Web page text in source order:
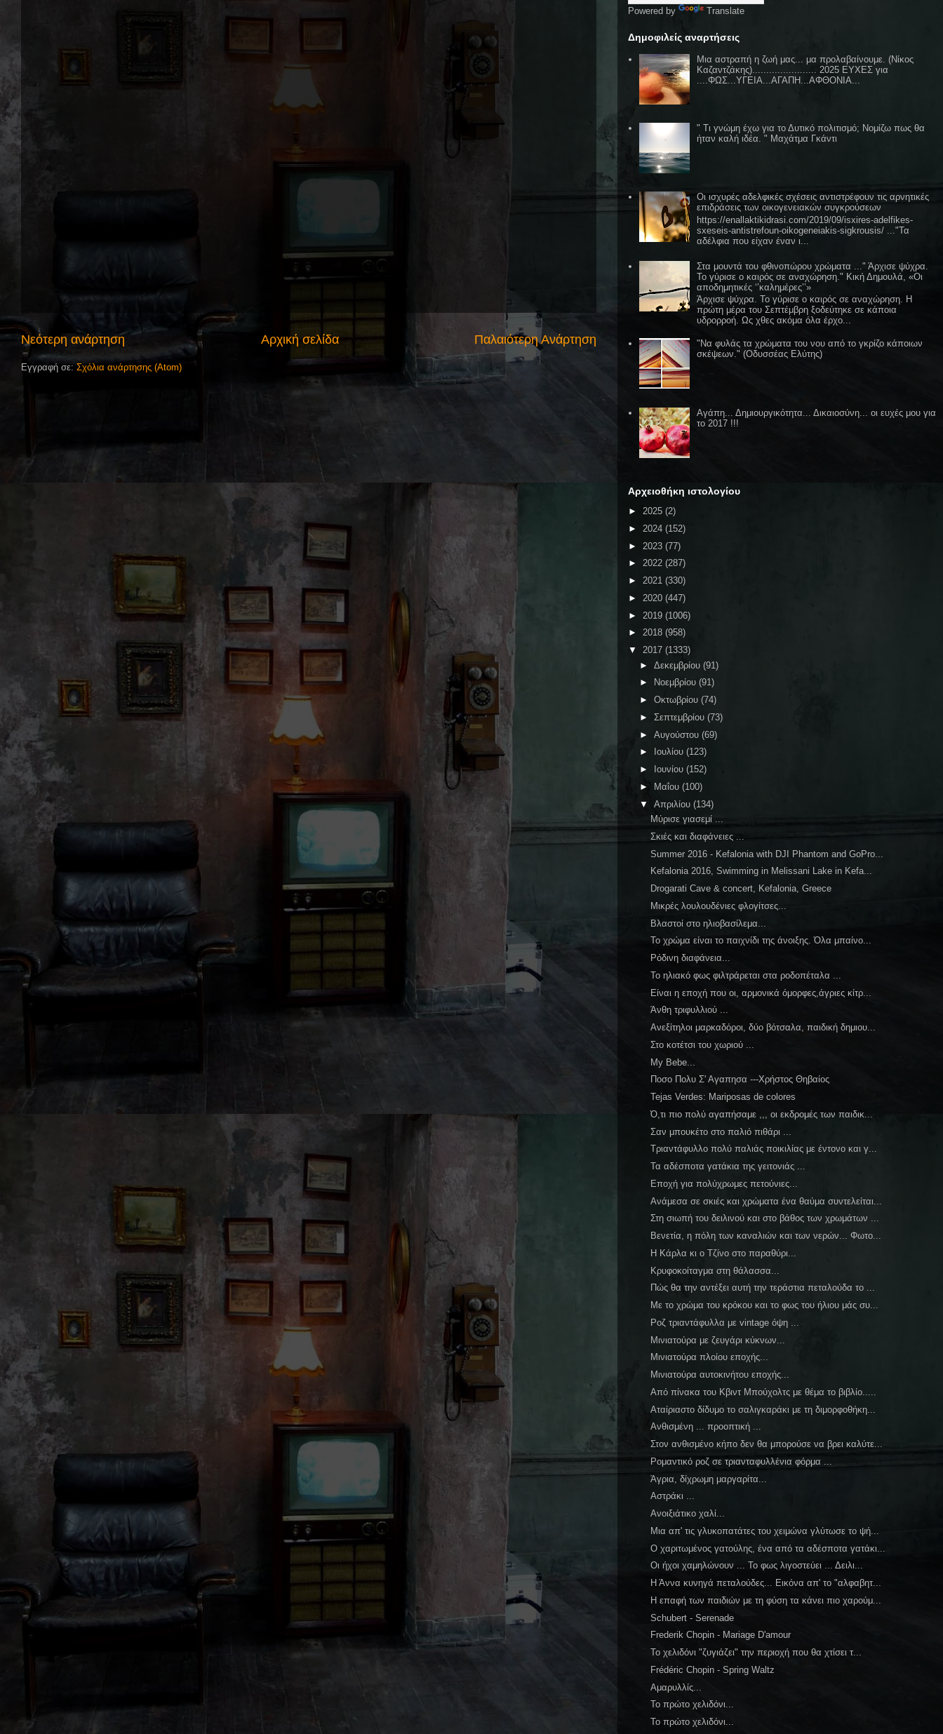
Νεότερη ανάρτηση Παλαιότερη Ανάρτηση
Αρχική σελίδα
Εγγραφή σε: Σχόλια ανάρτησης (Atom)
Powered by Translate
Δημοφιλείς αναρτήσεις
Μια αστραπή η ζωή μας... μα προλαβαίνουμε. (Νίκος
Καζαντζάκης)....................... 2025 ΕΥΧΕΣ για
....ΦΩΣ...ΥΓΕΙΑ...ΑΓΑΠΗ...ΑΦΘΟΝΙΑ...
" Τι γνώμη έχω για το Δυτικό πολιτισμό; Νομίζω πως θα
ήταν καλή ιδέα. " Μαχάτμα Γκάντι
Οι ισχυρές αδελφικές σχέσεις αντιστρέφουν τις αρνητικές
επιδράσεις των οικογενειακών συγκρούσεων
https://enallaktikidrasi.com/2019/09/isxires-adelfikes-
sxeseis-antistrefoun-oikogeneiakis-sigkrousis/ ..."Τα
αδέλφια που είχαν έναν ι...
Στα μουντά του φθινοπώρου χρώματα ..." Άρχισε ψύχρα.
Το γύρισε ο καιρός σε αναχώρηση." Κική Δημουλά, «Οι
αποδημητικές ‘’καλημέρες’’»
Άρχισε ψύχρα. Το γύρισε ο καιρός σε αναχώρηση. Η
πρώτη μέρα του Σεπτέμβρη ξοδεύτηκε σε κάποια
υδρορροή. Ως χθες ακόμα όλα έρχο...
"Να φυλάς τα χρώματα του νου από το γκρίζο κάποιων
σκέψεων." (Οδυσσέας Ελύτης)
Αγάπη... Δημιουργικότητα... Δικαιοσύνη... οι ευχές μου για
το 2017 !!!
Αρχειοθήκη ιστολογίου
► 2025 (2)
► 2024 (152)
► 2023 (77)
► 2022 (287)
► 2021 (330)
► 2020 (447)
► 2019 (1006)
► 2018 (958)
▼ 2017 (1333)
► Δεκεμβρίου (91)
►
Νοεμβρίου (91)
► Οκτωβρίου (74)
► Σεπτεμβρίου (73)
► Αυγούστου (69)
►
Ιουλίου (123)
►
Ιουνίου (152)
►
Μαΐου (100)
▼ Απριλίου (134)
Μύρισε γιασεμί ...
Σκιές και διαφάνειες ...
Summer 2016 - Kefalonia with DJI Phantom and GoPro...
Kefalonia 2016, Swimming in Melissani Lake in Kefa...
Drogarati Cave & concert, Kefalonia, Greece
Μικρές λουλουδένιες φλογίτσες...
Βλαστοί στο ηλιοβασίλεμα...
Το χρώμα είναι το παιχνίδι της άνοιξης. Όλα μπαίνο...
Ρόδινη διαφάνεια...
Το ηλιακό φως φιλτράρεται στα ροδοπέταλα ...
Είναι η εποχή που οι, αρμονικά όμορφες,άγριες κίτρ...
Άνθη τριφυλλιού ...
Ανεξίτηλοι μαρκαδόροι, δύο βότσαλα, παιδική δημιου...
Στο κοτέτσι του χωριού ...
My Bebe...
Ποσο Πολυ Σ' Αγαπησα ---Χρήστος Θηβαίος
Tejas Verdes: Mariposas de colores
Ό,τι πιο πολύ αγαπήσαμε ,,, οι εκδρομές των παιδικ...
Σαν μπουκέτο στο παλιό πιθάρι ...
Τριαντάφυλλο πολύ παλιάς ποικιλίας με έντονο και γ...
Τα αδέσποτα γατάκια της γειτονιάς ...
Εποχή για πολύχρωμες πετούνιες...
Ανάμεσα σε σκιές και χρώματα ένα θαύμα συντελείται...
Στη σιωπή του δειλινού και στο βάθος των χρωμάτων ...
Βενετία, η πόλη των καναλιών και των νερών... Φωτο...
Η Κάρλα κι ο Τζίνο στο παραθύρι...
Κρυφοκοίταγμα στη θάλασσα...
Πώς θα την αντέξει αυτή την τεράστια πεταλούδα το ...
Με το χρώμα του κρόκου και το φως του ήλιου μάς συ...
Ροζ τριαντάφυλλα με vintage όψη ...
Μινιατούρα με ζευγάρι κύκνων...
Μινιατούρα πλοίου εποχής...
Μινιατούρα αυτοκινήτου εποχής...
Από πίνακα του Κβιντ Μπούχολτς με θέμα το βιβλίο.....
Αταίριαστο δίδυμο το σαλιγκαράκι με τη διμορφοθήκη...
Ανθισμένη ... προοπτική ...
Στον ανθισμένο κήπο δεν θα μπορούσε να βρει καλύτε...
Ρομαντικό ροζ σε τριανταφυλλένια φόρμα ...
Άγρια, δίχρωμη μαργαρίτα...
Αστράκι ...
Ανοιξιάτικο χαλί...
Μια απ' τις γλυκοπατάτες του χειμώνα γλύτωσε το ψή...
Ο χαριτωμένος γατούλης, ένα από τα αδέσποτα γατάκι...
Οι ήχοι χαμηλώνουν ... Το φως λιγοστεύει ... Δειλι...
Η Άννα κυνηγά πεταλούδες... Εικόνα απ' το "αλφαβητ...
Η επαφή των παιδιών με τη φύση τα κάνει πιο χαρούμ...
Schubert - Serenade
Frederik Chopin - Mariage D'amour
Το χελιδόνι "ζυγιάζει" την περιοχή που θα χτίσει τ...
Frédéric Chopin - Spring Waltz
Αμαρυλλίς...
Το πρώτο χελιδόνι...
Το πρώτο χελιδόνι...